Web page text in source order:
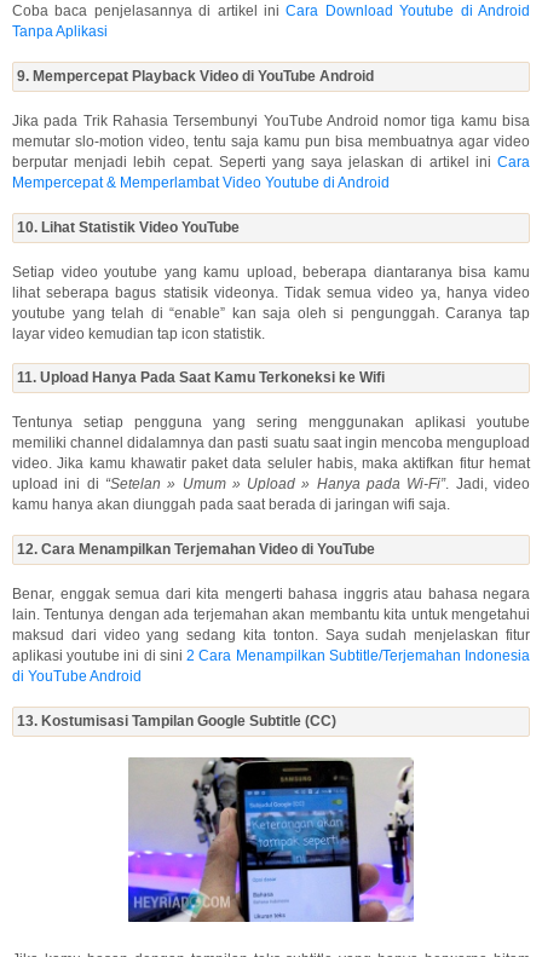
Coba baca penjelasannya di artikel iniCara Download Youtube di Android
Tanpa Aplikasi
9. Mempercepat Playback Video di YouTube Android
Jika pada Trik Rahasia Tersembunyi YouTube Android nomor tiga kamu bisa
memutar slo-motion video, tentu saja kamu pun bisa membuatnya agar video
berputar menjadi lebih cepat. Seperti yang saya jelaskan di artikel ini Cara
Mempercepat & Memperlambat Video Youtube di Android
10. Lihat Statistik Video YouTube
Setiap video youtube yang kamu upload, beberapa diantaranya bisa kamu
lihat seberapa bagus statisik videonya. Tidak semua video ya, hanya video
youtube yang telah di “enable” kan saja oleh si pengunggah. Caranya tap
layar video kemudian tap icon statistik.
11. Upload Hanya Pada Saat Kamu Terkoneksi ke Wifi
Tentunya setiap pengguna yang sering menggunakan aplikasi youtube
memiliki channel didalamnya dan pasti suatu saat ingin mencoba mengupload
video. Jika kamu khawatir paket data seluler habis, maka aktifkan fitur hemat
upload ini di “Setelan » Umum » Upload » Hanya pada Wi-Fi”. Jadi, video
kamu hanya akan diunggah pada saat berada di jaringan wifi saja.
12. Cara Menampilkan Terjemahan Video di YouTube
Benar, enggak semua dari kita mengerti bahasa inggris atau bahasa negara
lain. Tentunya dengan ada terjemahan akan membantu kita untuk mengetahui
maksud dari video yang sedang kita tonton. Saya sudah menjelaskan fitur
aplikasi youtube ini di sini2 Cara Menampilkan Subtitle/Terjemahan Indonesia
di YouTube Android
13. Kostumisasi Tampilan Google Subtitle (CC)